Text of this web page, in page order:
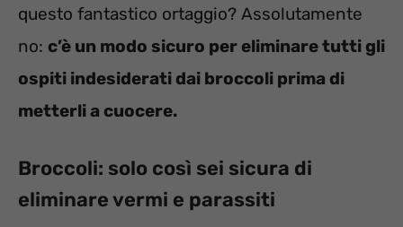
questo fantastico ortaggio? Assolutamente
no: c’è un modo sicuro per eliminare tutti gli
ospiti indesiderati dai broccoli prima di
metterli a cuocere.
Broccoli: solo così sei sicura di
eliminare vermi e parassiti